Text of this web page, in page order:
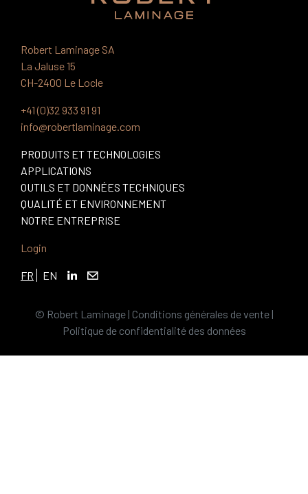
Robert Laminage SA
La Jaluse 15
CH-2400 Le Locle
+41 (0)32 933 91 91
info@robertlaminage.com
PRODUITS ET TECHNOLOGIES
APPLICATIONS
OUTILS ET DONNÉES TECHNIQUES
QUALITÉ ET ENVIRONNEMENT
NOTRE ENTREPRISE
Login
FR EN
© Robert Laminage | Conditions générales de vente|
Politique de confidentialité des données